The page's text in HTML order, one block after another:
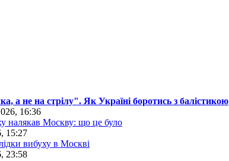
а не на стрілу". Як Україні боротись з балістикою
16:36
налякав Москву: що це було
15:27
вибуху в Москві
23:58